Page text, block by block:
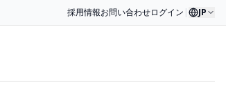
採用情報お問い合わせログイン | JP